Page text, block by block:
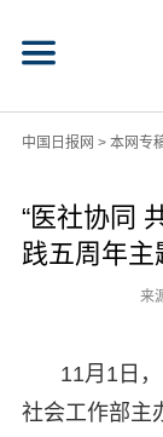
中国日报网 > 本网专
“医社协同
践五周年主
来
11月1日
社会工作部主